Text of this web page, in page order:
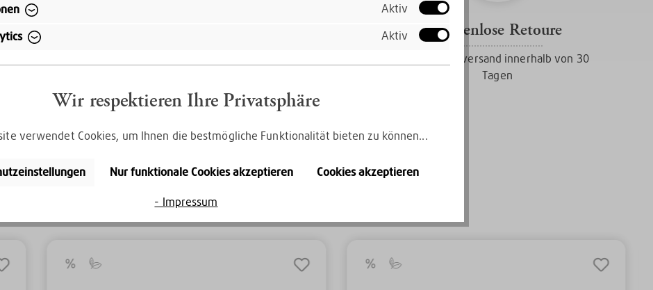
Kostenlose Retoure
Gratis Rückversand innerhalb von 30
Tagen
Entdecke die SerieE&N Julie
Aktiv
Aktiv
Wir respektieren Ihre Privatsphäre
verwendet Cookies, um Ihnen die bestmögliche Funktionalität bieten zu können...
Nur funktionale Cookies akzeptieren Cookies akzeptieren
- Impressum